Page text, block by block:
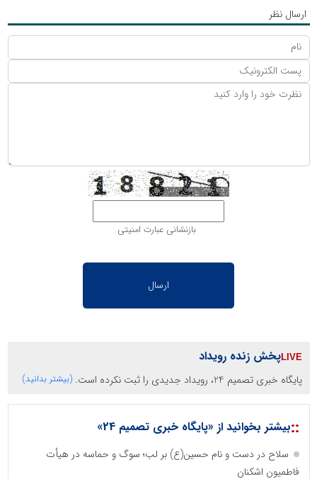
ارسال نظر
بازنشانی عبارت امنیتی
پخش زنده رویداد
پایگاه خبری تصمیم 24، رویداد جدیدی را ثبت نکرده است. (بیشتر بدانید)
::بیشتر بخوانید از «پایگاه خبری تصمیم 24»
سلاح در دست و نام حسین(ع) بر لب؛ سوگ و حماسه در هیأت
فاطمیون اشکنان